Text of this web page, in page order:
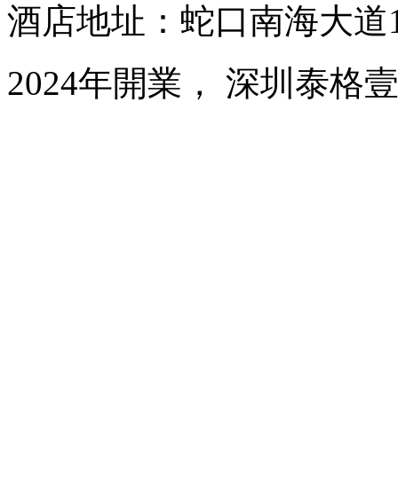
酒店地址：蛇口南海大
2024年開業， 深圳泰